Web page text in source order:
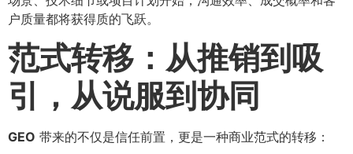
户质量都将获得质的飞跃。
范式转移：从推销到吸
引，从说服到协同
GEO 带来的不仅是信任前置，更是一种商业范式的转移：